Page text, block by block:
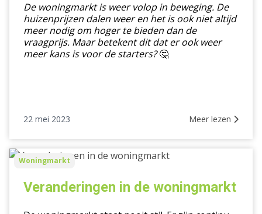
De woningmarkt is weer volop in beweging. De
huizenprijzen dalen weer en het is ook niet altijd
meer nodig om hoger te bieden dan de
vraagprijs. Maar betekent dit dat er ook weer
meer kans is voor de starters?🤔
22 mei 2023 Meer lezen
Veranderingen
Woningmarkt
Veranderingen in de woningmarkt